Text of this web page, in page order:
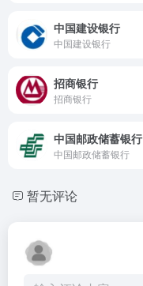
中国建设银行
中国建设银行
招商银行
招商银行
中国邮政储蓄银行
中国邮政储蓄银行
暂无评论